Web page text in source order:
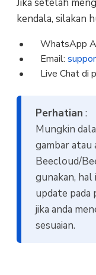
kendala, silakan
WhatsApp
Email:
Live Chat di
Perhatian :
Mungkin
gambar atau
Beecloud/
gunakan, hal
update pada
jika anda
sesuaian.